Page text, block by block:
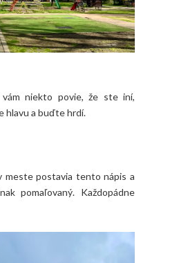
niekto povie, že ste iní,
hlavu a buďte hrdí.
meste postavia tento nápis a
pomaľovaný. Každopádne